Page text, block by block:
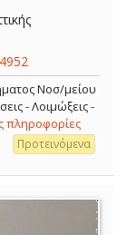
Νοσ/μείου
- Λοιμώξεις -
πληροφορίες
Προτεινόμενα